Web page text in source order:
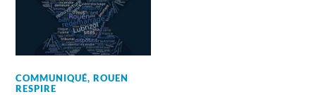
COMMUNIQUÉ,ROUEN
RESPIRE